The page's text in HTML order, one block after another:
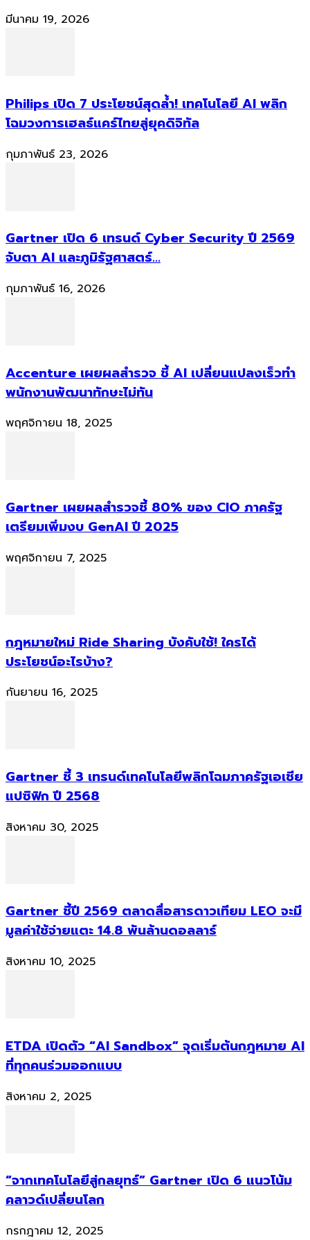
มีนาคม 19, 2026
Philips เปิด 7 ประโยชน์สุดล้ำ! เทคโนโลยี AI พลิก
โฉมวงการเฮลธ์แคร์ไทยสู่ยุคดิจิทัล
กุมภาพันธ์ 23, 2026
Gartner เปิด 6 เทรนด์ Cyber Security ปี 2569
จับตา AI และภูมิรัฐศาสตร์...
กุมภาพันธ์ 16, 2026
Accenture เผยผลสำรวจ ชี้ AI เปลี่ยนแปลงเร็วทำ
พนักงานพัฒนาทักษะไม่ทัน
พฤศจิกายน 18, 2025
Gartner เผยผลสำรวจชี้ 80% ของ CIO ภาครัฐ
เตรียมเพิ่มงบ GenAI ปี 2025
พฤศจิกายน 7, 2025
กฎหมายใหม่ Ride Sharing บังคับใช้! ใครได้
ประโยชน์อะไรบ้าง?
กันยายน 16, 2025
Gartner ชี้ 3 เทรนด์เทคโนโลยีพลิกโฉมภาครัฐเอเชีย
แปซิฟิก ปี 2568
สิงหาคม 30, 2025
Gartner ชี้ปี 2569 ตลาดสื่อสารดาวเทียม LEO จะมี
มูลค่าใช้จ่ายแตะ 14.8 พันล้านดอลลาร์
สิงหาคม 10, 2025
ETDA เปิดตัว “AI Sandbox” จุดเริ่มต้นกฎหมาย AI
ที่ทุกคนร่วมออกแบบ
สิงหาคม 2, 2025
“จากเทคโนโลยีสู่กลยุทธ์” Gartner เปิด 6 แนวโน้ม
คลาวด์เปลี่ยนโลก
กรกฎาคม 12, 2025